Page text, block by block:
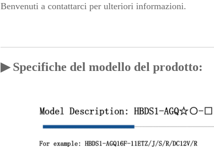
Benvenuti a contattarci per ulteriori informazioni.
▶ Specifiche del modello del prodotto: